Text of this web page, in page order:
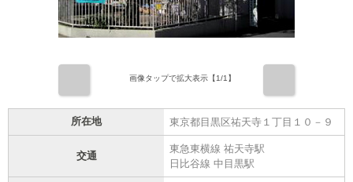
画像タップで拡大表示【1/1】
所在地 東京都目黒区祐天寺１丁目１０－９
交通
東急東横線 祐天寺駅
日比谷線 中目黒駅